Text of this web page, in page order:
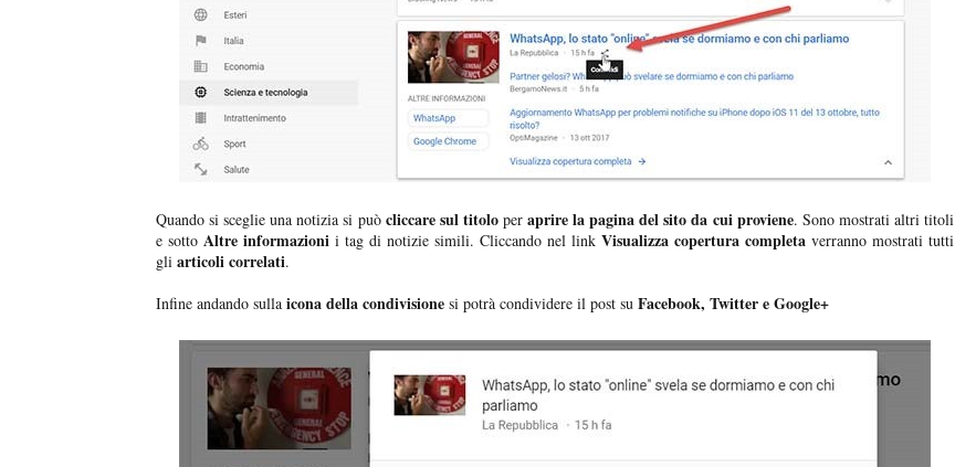
Quando si sceglie una notizia si può cliccare sul titoloperaprire la pagina del sito da cui proviene. Sono mostrati altri titoli
e sotto Altre informazioni i tag di notizie simili. Cliccando nel link Visualizza copertura completa verranno mostrati tutti
gli articoli correlati.
Infine andando sulla icona della condivisione si potrà condividere il post su Facebook, Twitter e Google+